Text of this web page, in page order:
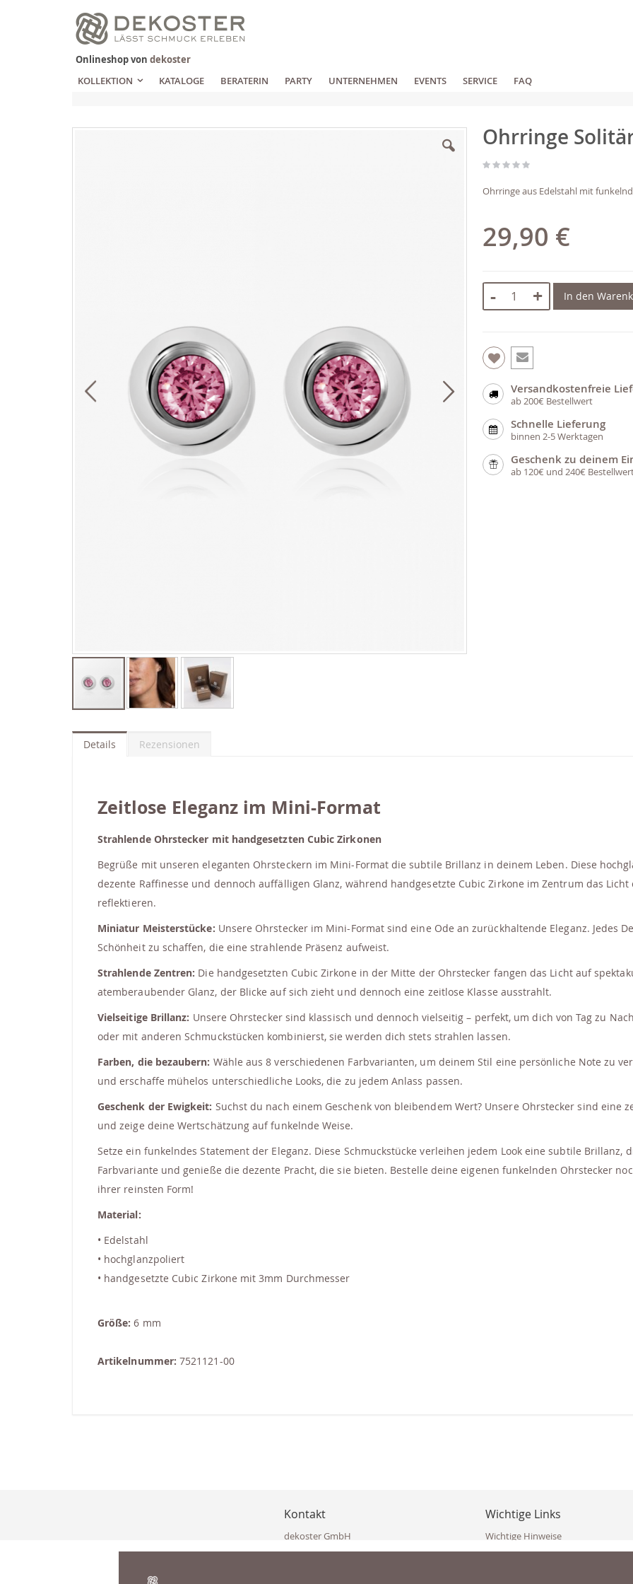
Zum
Inhalt
springen
Onlineshop von dekoster
KOLLEKTION
KATALOGE BERATERIN PARTY UNTERNEHMEN EVENTS SERVICE FAQ
Anfang
der
Ohrringe
Ohrringe aus Edelstahl mit
29,90 €
- + In den
Versandkostenfreie
ab 200€ Bestellwert
Schnelle Lieferung
binnen 2-5 Werktagen
Geschenk zu deinem
ab 120€ und 240€
Details
Zeitlose Eleganz im Mini-Format
Strahlende Ohrstecker mit handgesetzten Cubic Zirkonen
Begrüße mit unseren eleganten Ohrsteckern im Mini-Format die subtile Brillanz in deinem Leben. Diese
dezente Raffinesse und dennoch auffälligen Glanz, während handgesetzte Cubic Zirkone im Zentrum das
reflektieren.
Miniatur Meisterstücke: Unsere Ohrstecker im Mini-Format sind eine Ode an zurückhaltende Eleganz. Jedes
Schönheit zu schaffen, die eine strahlende Präsenz aufweist.
Strahlende Zentren: Die handgesetzten Cubic Zirkone in der Mitte der Ohrstecker fangen das Licht auf
atemberaubender Glanz, der Blicke auf sich zieht und dennoch eine zeitlose Klasse ausstrahlt.
Vielseitige Brillanz: Unsere Ohrstecker sind klassisch und dennoch vielseitig – perfekt, um dich von Tag zu
oder mit anderen Schmuckstücken kombinierst, sie werden dich stets strahlen lassen.
Farben, die bezaubern: Wähle aus 8 verschiedenen Farbvarianten, um deinem Stil eine persönliche Note zu
und erschaffe mühelos unterschiedliche Looks, die zu jedem Anlass passen.
Geschenk der Ewigkeit: Suchst du nach einem Geschenk von bleibendem Wert? Unsere Ohrstecker sind eine
und zeige deine Wertschätzung auf funkelnde Weise.
Setze ein funkelndes Statement der Eleganz. Diese Schmuckstücke verleihen jedem Look eine subtile Brillanz,
Farbvariante und genieße die dezente Pracht, die sie bieten. Bestelle deine eigenen funkelnden Ohrstecker
ihrer reinsten Form!
Material:
• Edelstahl
• hochglanzpoliert
• handgesetzte Cubic Zirkone mit 3mm Durchmesser
Größe: 6 mm
Artikelnummer: 7521121-00
Rezensionen
Kontakt
dekoster GmbH
Eisenkappler Str. 10
Wichtige Links
Wichtige Hinweise
Häufig gestellte Fragen (FAQ)